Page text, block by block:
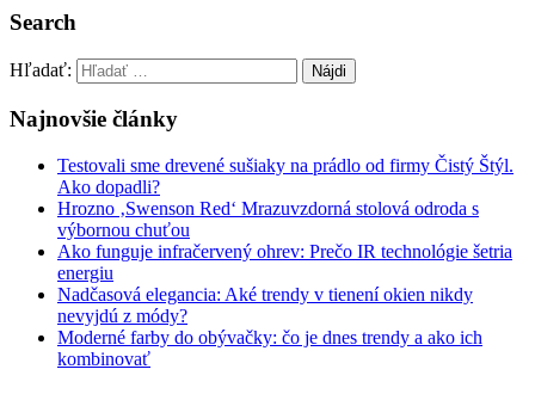
Search
Hľadať:
Najnovšie články
Testovali sme drevené sušiaky na prádlo od firmy Čistý Štýl.
Ako dopadli?
Hrozno ‚Swenson Red‘ Mrazuvzdorná stolová odroda s
výbornou chuťou
Ako funguje infračervený ohrev: Prečo IR technológie šetria
energiu
Nadčasová elegancia: Aké trendy v tienení okien nikdy
nevyjdú z módy?
Moderné farby do obývačky: čo je dnes trendy a ako ich
kombinovať